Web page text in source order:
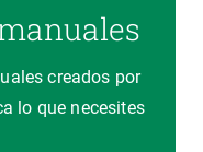
creados por
lo que necesites